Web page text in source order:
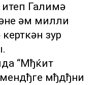
Галимә
һәм милли
керткән зур
“Мђќит
мђдђни